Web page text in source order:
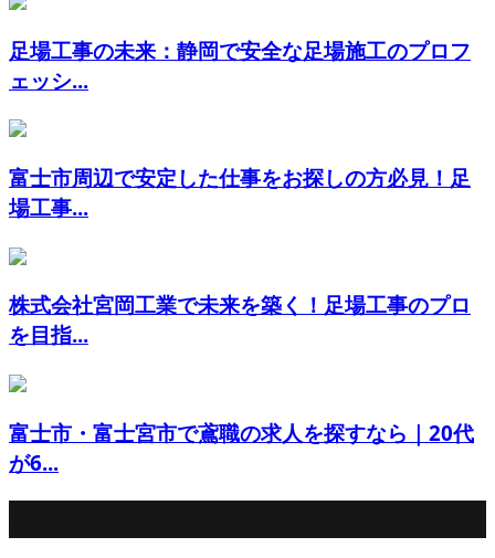
足場工事の未来：静岡で安全な足場施工のプロフ
ェッシ...
富士市周辺で安定した仕事をお探しの方必見！足
場工事...
株式会社宮岡工業で未来を築く！足場工事のプロ
を目指...
富士市・富士宮市で鳶職の求人を探すなら｜20代
が6...